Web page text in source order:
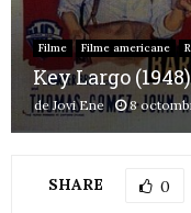
Filme Filme americane
Key Largo (1948)
deJovi Ene 8
SHARE 0